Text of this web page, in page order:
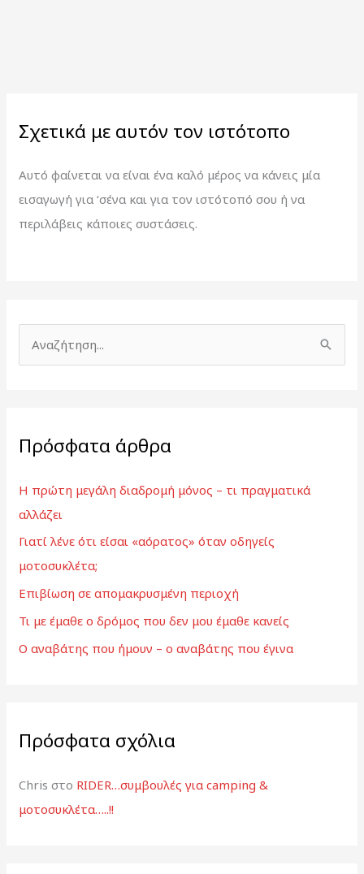
Σχετικά με αυτόν τον ιστότοπο
Αυτό φαίνεται να είναι ένα καλό μέρος να κάνεις μία
εισαγωγή για ‘σένα και για τον ιστότοπό σου ή να
περιλάβεις κάποιες συστάσεις.
ή
η
σ
η
γ
ι
α
Πρόσφατα άρθρα
Η πρώτη μεγάλη διαδρομή μόνος – τι πραγματικά
αλλάζει
Γιατί λένε ότι είσαι «αόρατος» όταν οδηγείς
μοτοσυκλέτα;
Επιβίωση σε απομακρυσμένη περιοχή
Τι με έμαθε ο δρόμος που δεν μου έμαθε κανείς
Ο αναβάτης που ήμουν – ο αναβάτης που έγινα
Πρόσφατα σχόλια
Chris στο RIDER…συμβουλές για camping &
μοτοσυκλέτα…..!!